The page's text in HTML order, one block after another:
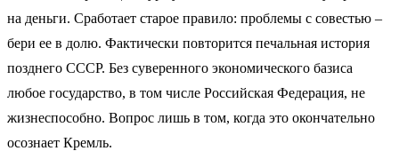
на деньги. Сработает старое правило: проблемы с совестью –
бери ее в долю. Фактически повторится печальная история
позднего СССР. Без суверенного экономического базиса
любое государство, в том числе Российская Федерация, не
жизнеспособно. Вопрос лишь в том, когда это окончательно
осознает Кремль.